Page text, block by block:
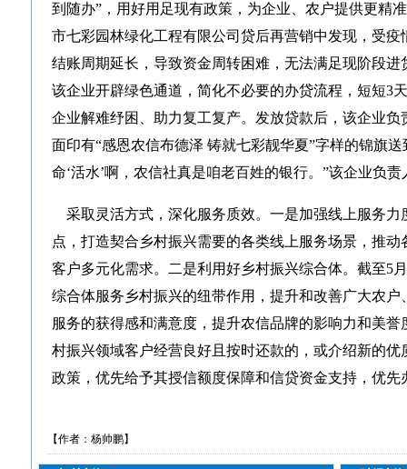
到随办”，用好用足现有政策，为企业、农户提供更精
市七彩园林绿化工程有限公司贷后再营销中发现，受
结账周期延长，导致资金周转困难，无法满足现阶段
该企业开辟绿色通道，简化不必要的办贷流程，短短3
企业解难纾困、助力复工复产。发放贷款后，该企业
面印有“感恩农信布德泽 铸就七彩靓华夏”字样的锦旗
命‘活水’啊，农信社真是咱老百姓的银行。”该企业负责
采取灵活方式，深化服务质效。一是加强线上服务力
点，打造契合乡村振兴需要的各类线上服务场景，推
客户多元化需求。二是利用好乡村振兴综合体。截至5
综合体服务乡村振兴的纽带作用，提升和改善广大农
服务的获得感和满意度，提升农信品牌的影响力和美
村振兴领域客户经营良好且按时还款的，或介绍新的
政策，优先给予其授信额度保障和信贷资金支持，优先
【作者：杨帅鹏】